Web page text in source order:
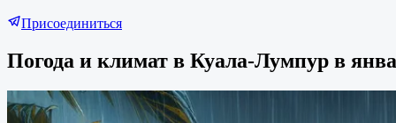
Присоединиться
Погода и климат в Куала-Лумпур в